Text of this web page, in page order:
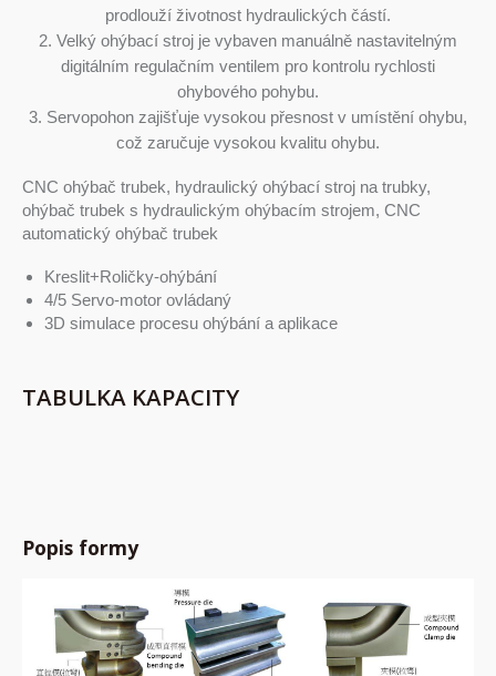
prodlouží životnost hydraulických částí.
2. Velký ohýbací stroj je vybaven manuálně nastavitelným
digitálním regulačním ventilem pro kontrolu rychlosti
ohybového pohybu.
3. Servopohon zajišťuje vysokou přesnost v umístění ohybu,
což zaručuje vysokou kvalitu ohybu.
CNC ohýbač trubek, hydraulický ohýbací stroj na trubky,
ohýbač trubek s hydraulickým ohýbacím strojem, CNC
automatický ohýbač trubek
Kreslit+Roličky-ohýbání
4/5 Servo-motor ovládaný
3D simulace procesu ohýbání a aplikace
TABULKA KAPACITY
Popis formy